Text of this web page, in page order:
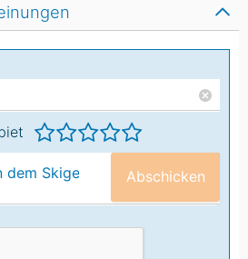
Abschicken